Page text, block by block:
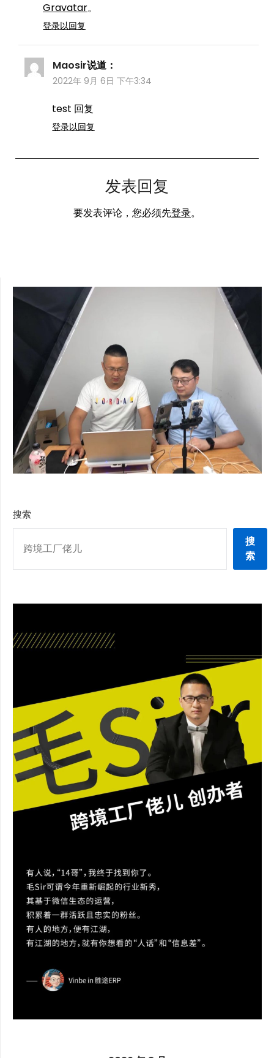
Gravatar。
登录以回复
Maosir说道：
2022年 9月 6日 下午3:34
test 回复
登录以回复
发表回复
要发表评论，您必须先登录。
搜索
搜
索